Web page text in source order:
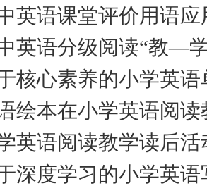
英语课堂评价用语
英语分级阅读“教—
核心素养的小学英
绘本在小学英语阅
英语阅读教学读后
深度学习的小学英